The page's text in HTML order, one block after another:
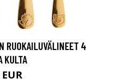
RUOKAILUVÄLINEET 4
KULTA